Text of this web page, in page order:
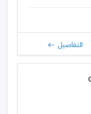
التفاصيل